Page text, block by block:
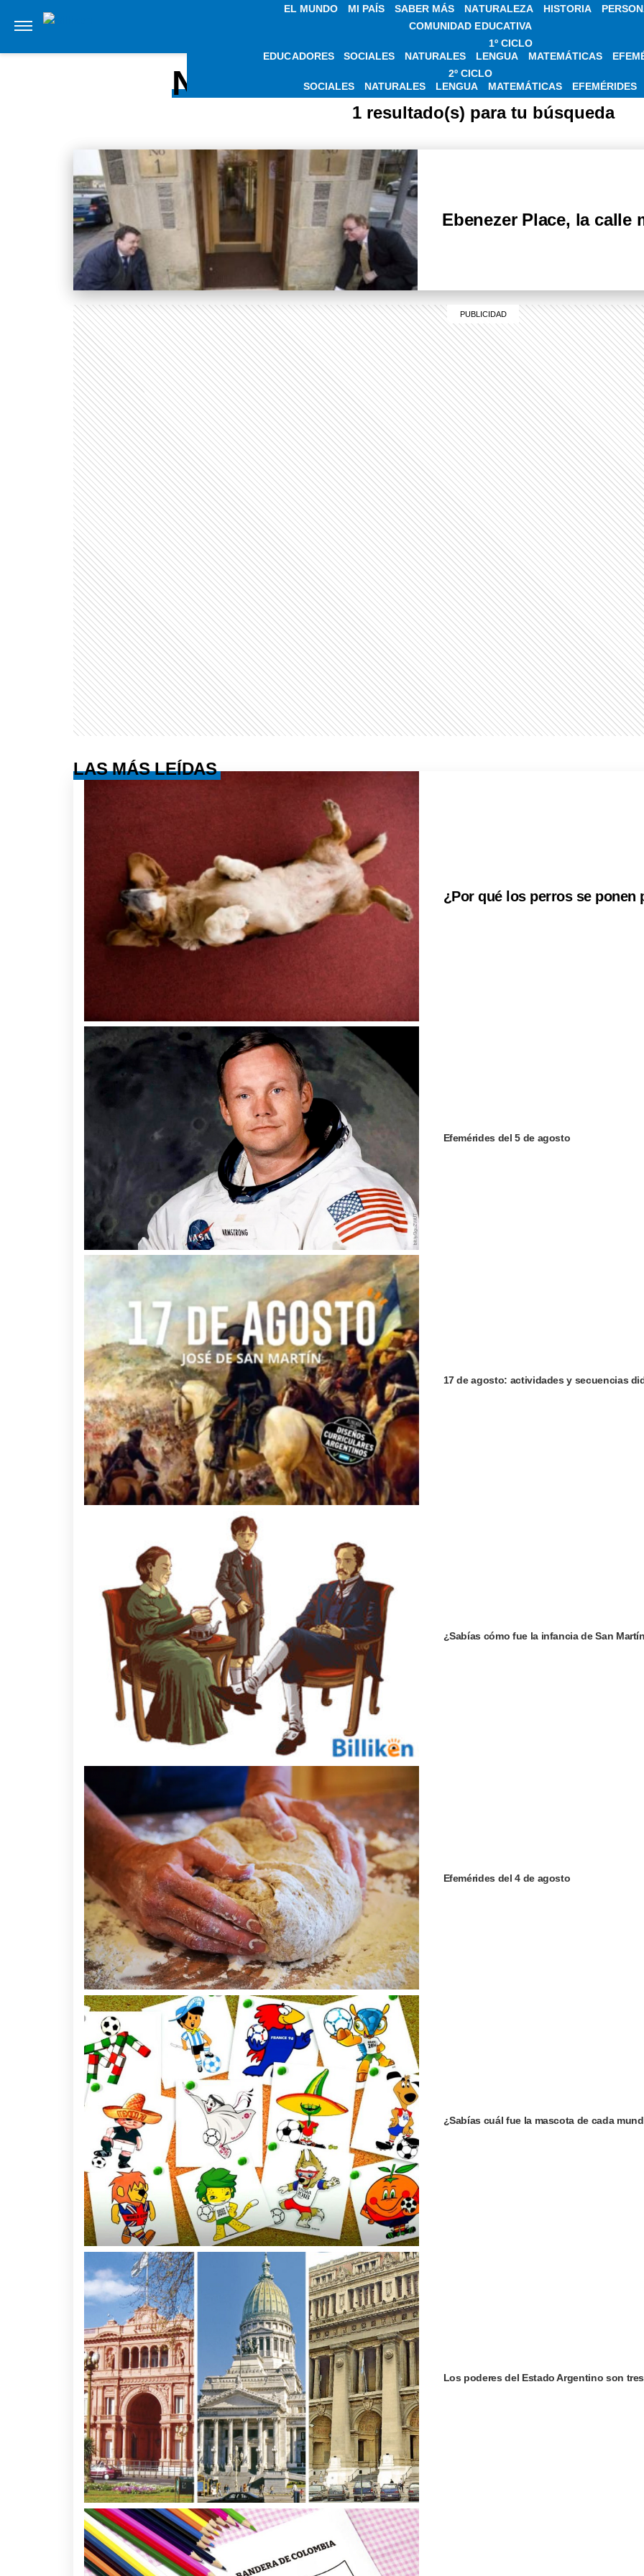
EL MUNDO MI PAÍS SABER MÁS NATURALEZA HISTORIA
COMUNIDAD EDUCATIVA
EDUCADORES
1º CICLO
SOCIALES
NATURALES LENGUA MATEMÁTICAS
2º CICLO
SOCIALES
NATURALES LENGUA MATEMÁTICAS EFEMÉRIDES
NOTICIAS SOBRE
1 resultado(s) para tu búsqueda
Ebenezer Place, la calle
LAS MÁS LEÍDAS
¿Por qué los perros se ponen
Efemérides del 5 de agosto
17 de agosto: actividades y secuencias
¿Sabías cómo fue la infancia de San
Efemérides del 4 de agosto
¿Sabías cuál fue la mascota de cada
Los poderes del Estado Argentino son